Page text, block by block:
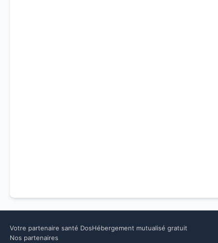
Votre partenaire santé DosHébergement mutualisé gratuit
Nos partenaires